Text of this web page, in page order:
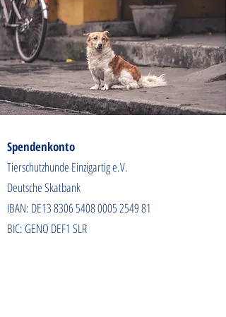
Spendenkonto
Tierschutzhunde Einzigartig e.V.
Deutsche Skatbank
IBAN: DE138306 5408 0005 254981
BIC: GENO DEF1 SLR